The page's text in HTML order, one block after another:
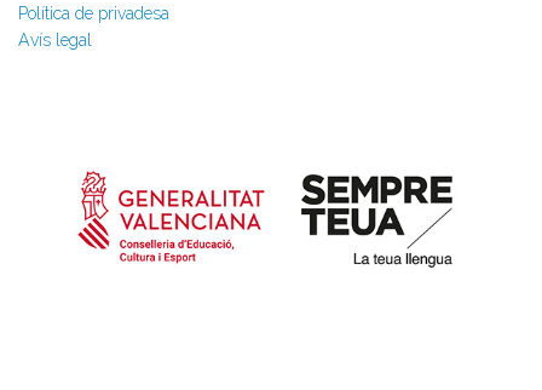
Política de privadesa
Avís legal